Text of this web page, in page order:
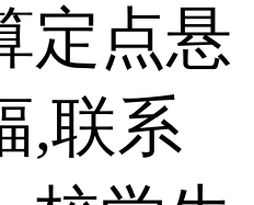
定点悬
,联系